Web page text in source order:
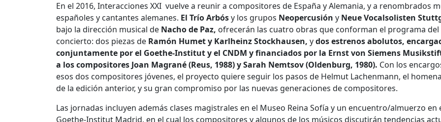
En el 2016, Interacciones XXI vuelve a reunir a compositores de España y Alemania, y a renombrados
españoles y cantantes alemanes. El Trío Arbósy los grupos Neopercusión y Neue Vocalsolisten
bajo la dirección musical de Nacho de Paz, ofrecerán las cuatro obras que conforman el programa del
concierto: dos piezas de Ramón Humet y Karlheinz Stockhausen, ydos estrenos abolutos,
conjuntamente por el Goethe-Institut y el CNDM y financiados por la Ernst von Siemens
a los compositores Joan Magrané (Reus, 1988) y Sarah Nemtsov (Oldenburg, 1980). Con los
esos dos compositores jóvenes, el proyecto quiere seguir los pasos de Helmut Lachenmann, el
de la edición anterior, y su gran compromiso por las nuevas generaciones de compositores.
Las jornadas incluyen además clases magistrales en el Museo Reina Sofía y un encuentro/almuerzo en
Goethe-Institut Madrid, en el cual los compositores y algunos de los músicos discutirán tendencias